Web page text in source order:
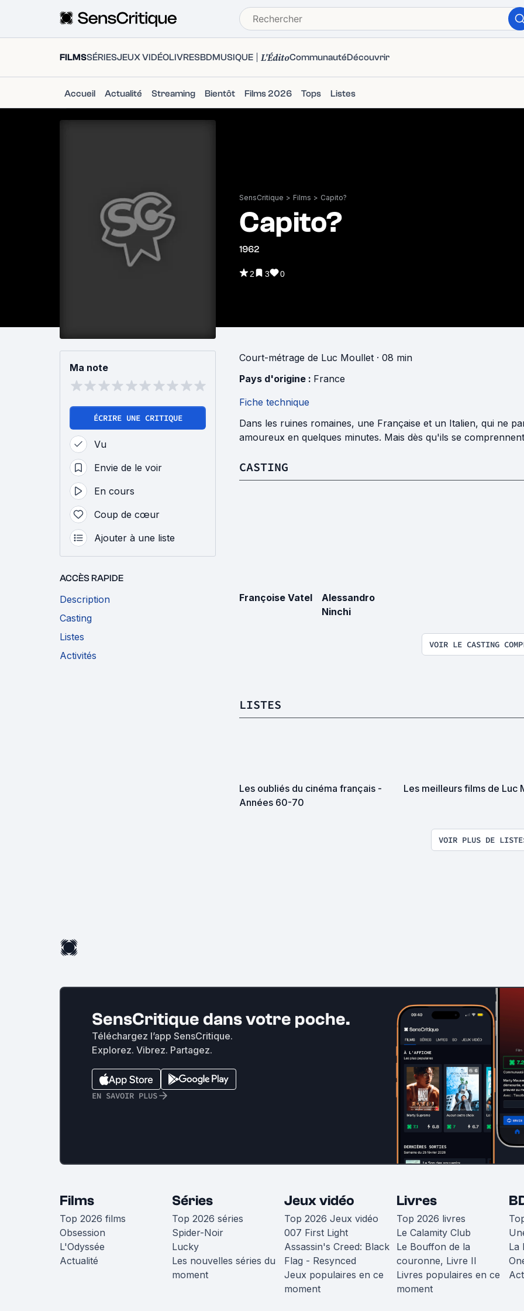
FILMSSÉRIESJEUX VIDÉOLIVRESBDMUSIQUE L'ÉditoCommunautéDécouvrir
Accueil Actualité Streaming Bientôt Films 2026 Tops Listes
SensCritique > Films > Capito?
Capito?
1962
2 3 0
Ma note
ÉCRIRE UNE CRITIQUE
Vu
Envie de le voir
En cours
Coup de cœur
Ajouter à une liste
ACCÈS RAPIDE
Description
Casting
Listes
Activités
Court-métrage de Luc Moullet · 08 min
Pays d'origine : France
Fiche technique
Dans les ruines romaines, une Française et un Italien, qui ne
amoureux en quelques minutes. Mais dès qu'ils se
CASTING
Françoise Vatel
Alessandro
Ninchi
VOIR LE CASTING
LISTES
Les oubliés du cinéma français -
Années 60-70
Les meilleurs films de Luc
VOIR PLUS DE
SensCritique dans votre poche.
Téléchargez l’app SensCritique.
Explorez. Vibrez. Partagez.
EN SAVOIR PLUS
Films
Top 2026 films
Obsession
L'Odyssée
Actualité
Séries
Top 2026 séries
Spider-Noir
Lucky
Les nouvelles séries du
moment
Jeux vidéo
Top 2026 Jeux vidéo
007 First Light
Assassin's Creed: Black
Flag - Resynced
Jeux populaires en ce
moment
Livres
Top 2026 livres
Le Calamity Club
Le Bouffon de la
couronne, Livre II
Livres populaires en ce
moment
La